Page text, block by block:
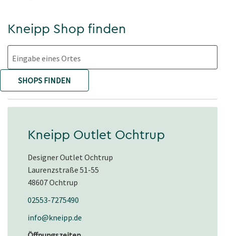
Kneipp Shop finden
Eingabe eines Ortes
SHOPS FINDEN
Kneipp Outlet Ochtrup
Designer Outlet Ochtrup
Laurenzstraße 51-55
48607 Ochtrup
02553-7275490
info@kneipp.de